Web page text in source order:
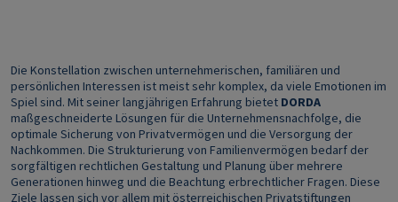
Die Konstellation zwischen unternehmerischen, familiären und
persönlichen Interessen ist meist sehr komplex, da viele Emotionen im
Spiel sind. Mit seiner langjährigen Erfahrung bietet DORDA
maßgeschneiderte Lösungen für die Unternehmensnachfolge, die
optimale Sicherung von Privatvermögen und die Versorgung der
Nachkommen. Die Strukturierung von Familienvermögen bedarf der
sorgfältigen rechtlichen Gestaltung und Planung über mehrere
Generationen hinweg und die Beachtung erbrechtlicher Fragen. Diese
Ziele lassen sich vor allem mit österreichischen Privatstiftungen